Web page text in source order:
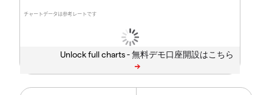
チャートデータは参考レートです
Unlock full charts -